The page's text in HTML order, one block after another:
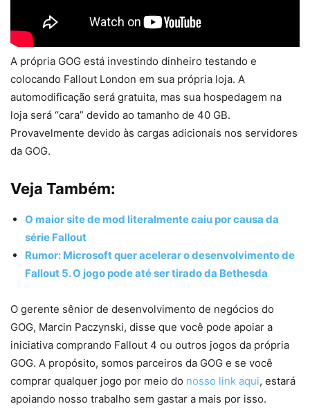
A própria GOG está investindo dinheiro testando e
colocando Fallout London em sua própria loja. A
automodificação será gratuita, mas sua hospedagem na
loja será “cara” devido ao tamanho de 40 GB.
Provavelmente devido às cargas adicionais nos servidores
da GOG.
Veja Também:
O maior site de mod literalmente caiu por causa da
série Fallout
Rumor: Microsoft quer acelerar o desenvolvimento de
Fallout 5. O jogo pode até ser tirado da Bethesda
O gerente sênior de desenvolvimento de negócios do
GOG, Marcin Paczynski, disse que você pode apoiar a
iniciativa comprando Fallout 4 ou outros jogos da própria
GOG. A propósito, somos parceiros da GOG e se você
comprar qualquer jogo por meio do nosso link aqui, estará
apoiando nosso trabalho sem gastar a mais por isso.